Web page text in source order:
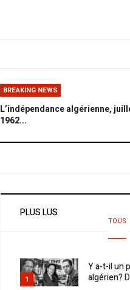
BREAKING NEWS
L’indépendance algérienne,
1962...
PLUS LUS
TOUS
1
Y a-t-il un
algérien?